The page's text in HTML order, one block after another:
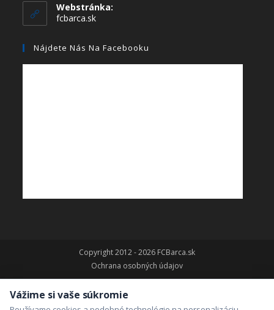
Webstránka:
fcbarca.sk
Nájdete Nás Na Facebooku
Copyright 2012 - 2026 FCBarca.sk
Ochrana osobných údajov
Vážime si vaše súkromie